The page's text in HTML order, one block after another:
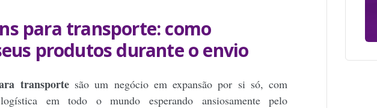
para transporte: como
produtos durante o envio
transportesão um negócio em expansão por si só, com
em todo o mundo esperando ansiosamente pelo